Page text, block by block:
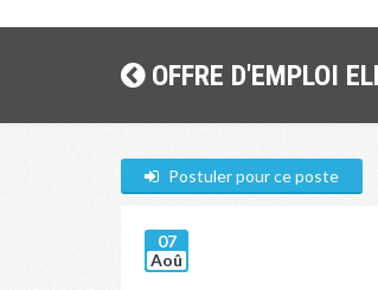
OFFRE D'EMPLOI
Postuler pour ce poste
07
Aoû